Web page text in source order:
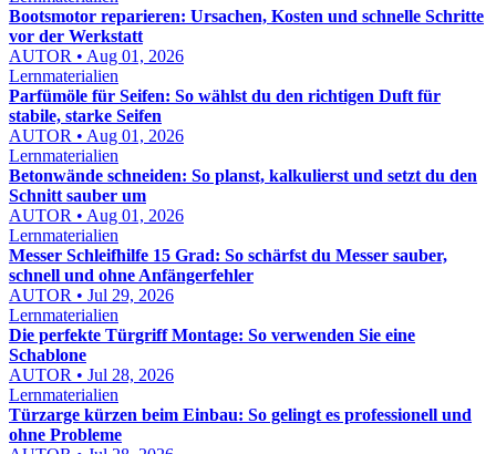
Bootsmotor reparieren: Ursachen, Kosten und schnelle Schritte
vor der Werkstatt
AUTOR • Aug 01, 2026
Lernmaterialien
Parfümöle für Seifen: So wählst du den richtigen Duft für
stabile, starke Seifen
AUTOR • Aug 01, 2026
Lernmaterialien
Betonwände schneiden: So planst, kalkulierst und setzt du den
Schnitt sauber um
AUTOR • Aug 01, 2026
Lernmaterialien
Messer Schleifhilfe 15 Grad: So schärfst du Messer sauber,
schnell und ohne Anfängerfehler
AUTOR • Jul 29, 2026
Lernmaterialien
Die perfekte Türgriff Montage: So verwenden Sie eine
Schablone
AUTOR • Jul 28, 2026
Lernmaterialien
Türzarge kürzen beim Einbau: So gelingt es professionell und
ohne Probleme